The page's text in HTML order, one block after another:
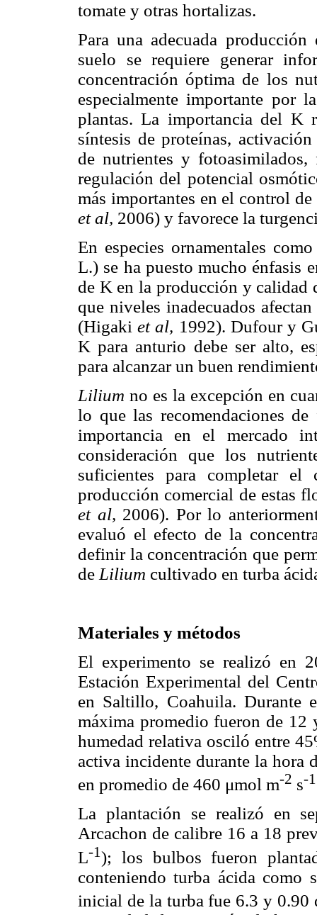
tomate y otras hortalizas.
Para una adecuada
suelo se requiere generar
concentración óptima de los
especialmente importante por
plantas. La importancia del K
síntesis de proteínas,
de nutrientes y
regulación del potencial
más importantes en el control
et al, 2006) y favorece la
En especies ornamentales
L.) se ha puesto mucho énfasis
de K en la producción y
que niveles inadecuados
(Higakiet al, 1992). Dufour y
K para anturio debe ser alto,
para alcanzar un buen
Lilium no es la excepción en
lo que las recomendaciones
importancia en el mercado
consideración que los
suficientes para completar
producción comercial de estas
et al, 2006). Por lo
evaluó el efecto de la
definir la concentración que
deLilium cultivado en turba
Materiales y métodos
El experimento se realizó en
Estación Experimental del
en Saltillo, Coahuila. Durante
máxima promedio fueron de 12
humedad relativa osciló entre
activa incidente durante la hora
en promedio de 460 μmol m-2 s-1
La plantación se realizó en
Arcachon de calibre 16 a 18
L-1); los bulbos fueron
conteniendo turba ácida como
inicial de la turba fue 6.3 y 0.90